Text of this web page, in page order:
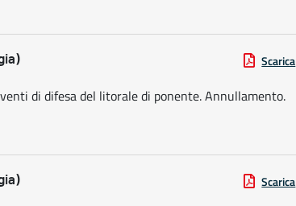
Scarica
di difesa del litorale di ponente. Annullamento.
Scarica